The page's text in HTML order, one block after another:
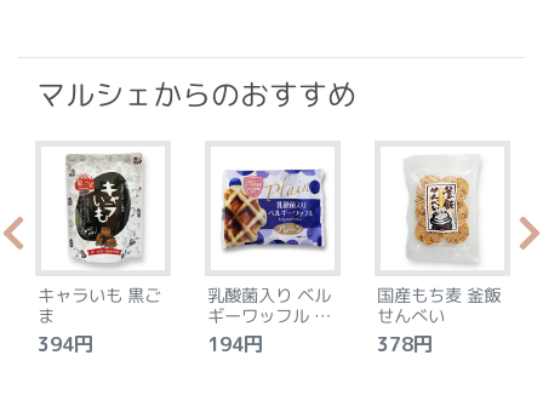
マルシェからのおすすめ
キャラいも 黒ご
ま
394円
乳酸菌入り ベル
ギーワッフル プ
レーン
194円
国産もち麦 釜飯
せんべい
378円